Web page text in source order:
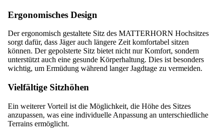
Ergonomisches Design
Der ergonomisch gestaltete Sitz des MATTERHORN Hochsitzes
sorgt dafür, dass Jäger auch längere Zeit komfortabel sitzen
können. Der gepolsterte Sitz bietet nicht nur Komfort, sondern
unterstützt auch eine gesunde Körperhaltung. Dies ist besonders
wichtig, um Ermüdung während langer Jagdtage zu vermeiden.
Vielfältige Sitzhöhen
Ein weiterer Vorteil ist die Möglichkeit, die Höhe des Sitzes
anzupassen, was eine individuelle Anpassung an unterschiedliche
Terrains ermöglicht.